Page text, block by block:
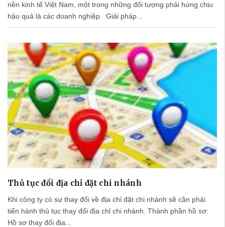
nền kinh tế Việt Nam, một trong những đối tượng phải hứng chịu
hậu quả là các doanh nghiệp. Giải pháp...
Thủ tục đổi địa chỉ đặt chi nhánh
Khi công ty có sự thay đổi về địa chỉ đặt chi nhánh sẽ cần phải
tiến hành thủ tục thay đổi địa chỉ chi nhánh. Thành phần hồ sơ:
Hồ sơ thay đổi địa...